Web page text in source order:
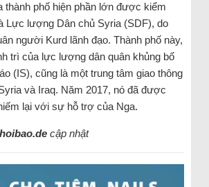
thành phố hiện phần lớn được kiểm
Lực lượng Dân chủ Syria (SDF), do
người Kurd lãnh đạo. Thành phố này,
trì của lực lượng dân quân khủng bố
(IS), cũng là một trung tâm giao thông
và Iraq. Năm 2017, nó đã được
lại với sự hỗ trợ của Nga.
cập nhật